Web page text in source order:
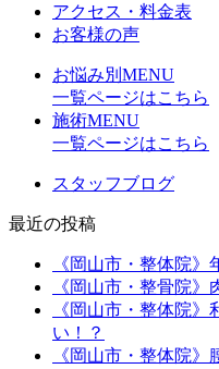
アクセス・料金表
お客様の声
お悩み別MENU
一覧ページはこちら
施術MENU
一覧ページはこちら
スタッフブログ
最近の投稿
《岡山市・整体院》
《岡山市・整骨院
《岡山市・整体院
い！？
《岡山市・整体院》